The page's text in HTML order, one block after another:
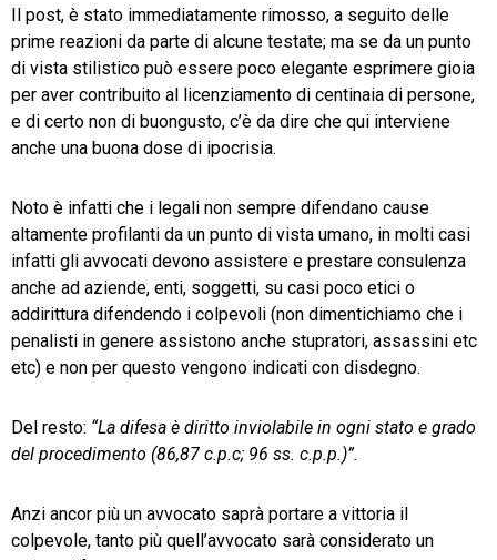
Il post, è stato immediatamente rimosso, a seguito delle
prime reazioni da parte di alcune testate; ma se da un punto
di vista stilistico può essere poco elegante esprimere gioia
per aver contribuito al licenziamento di centinaia di persone,
e di certo non di buongusto, c’è da dire che qui interviene
anche una buona dose di ipocrisia.
Noto è infatti che i legali non sempre difendano cause
altamente profilanti da un punto di vista umano, in molti casi
infatti gli avvocati devono assistere e prestare consulenza
anche ad aziende, enti, soggetti, su casi poco etici o
addirittura difendendo i colpevoli (non dimentichiamo che i
penalisti in genere assistono anche stupratori, assassini etc
etc) e non per questo vengono indicati con disdegno.
Del resto: “La difesa è diritto inviolabile in ogni stato e grado
del procedimento (86,87 c.p.c; 96 ss. c.p.p.)”.
Anzi ancor più un avvocato saprà portare a vittoria il
colpevole, tanto più quell’avvocato sarà considerato un